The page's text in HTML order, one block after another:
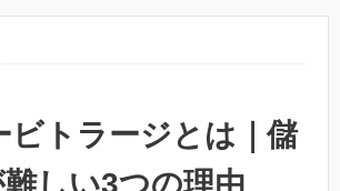
ビトラージとは｜儲
しい3つの理由